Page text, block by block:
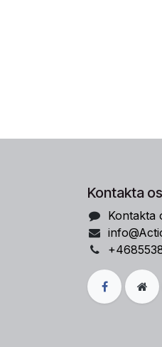
Kontakta
Kontakta